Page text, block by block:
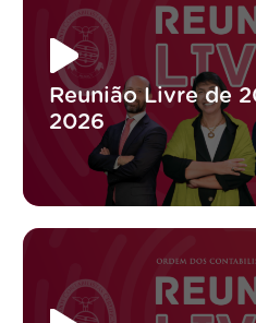
Reunião Livre de
2026